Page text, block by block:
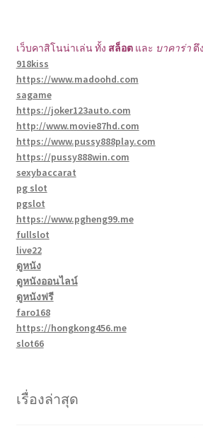
เว็บคาสิโนน่าเล่น ทั้ง สล็อตและ บาคาร่าตึ
918kiss
https://www.madoohd.com
sagame
https://joker123auto.com
http://www.movie87hd.com
https://www.pussy888play.com
https://pussy888win.com
sexybaccarat
pg slot
pgslot
https://www.pgheng99.me
fullslot
live22
ดูหนัง
ดูหนังออนไลน์
ดูหนังฟรี
faro168
https://hongkong456.me
slot66
เรื่องล่าสุด